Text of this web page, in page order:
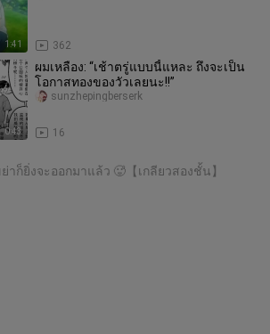
1:41 362
0:43
ผมเหลือง: “เช้าตรู่แบบนี้แหละ ถึงจะเป็น
โอกาสทองของวัวเลยนะ!!”
16
sunzhepingberserk
าก็ยิ่งจะออกมาแล้ว 🥵【เกลียวสองชั้น】